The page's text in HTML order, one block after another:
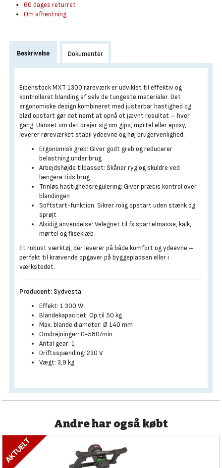
60 dages returret
Om afhentning
Beskrivelse Dokumenter
Eibenstock MXT 1300 røreværk er udviklet til effektiv og
kontrolleret blanding af selv de tungeste materialer. Det
ergonomiske design kombineret med justerbar hastighed og
blød opstart gør det nemt at opnå et jævnt resultat – hver
gang. Uanset om det drejer sig om gips, mørtel eller epoxy,
leverer røreværket stabil ydeevne og høj brugervenlighed.
Ergonomisk greb: Giver godt greb og reducerer
belastning under brug
Arbejdshøjde tilpasset: Skåner ryg og skuldre ved
længere tids brug
Trinløs hastighedsregulering: Giver præcis kontrol over
blandingen
Softstart-funktion: Sikrer rolig opstart uden stænk og
sprøjt
Alsidig anvendelse: Velegnet til fx spartelmasse, kalk,
mørtel og fliseklæb
Et robust værktøj, der leverer på både komfort og ydeevne –
perfekt til krævende opgaver på byggepladsen eller i
værkstedet.
Producent: Sydvesta
Effekt: 1.300 W
Blandekapacitet: Op til 50 kg
Max. blande diameter: Ø 140 mm
Omdrejninger: 0-580/min
Antal gear: 1
Driftsspænding: 230 V
Vægt: 3,9 kg
Andre har også købt